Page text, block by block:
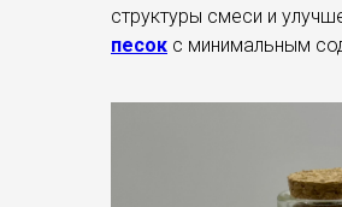
структуры смеси и
песок с минимальным